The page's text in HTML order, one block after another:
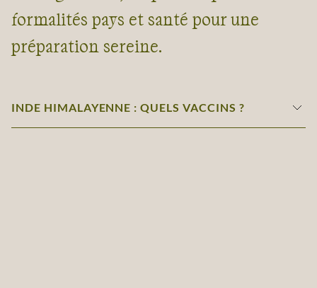
formalités pays et santé pour une
préparation sereine.
INDE HIMALAYENNE : QUELS VACCINS ?